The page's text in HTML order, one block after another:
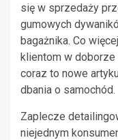
się w sprzedaży
gumowych
bagażnika. Co
klientom w doborze
coraz to nowe
dbania o samochód.
Zaplecze
niejednym